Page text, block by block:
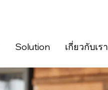
Solution เกี่ยวกับเรา